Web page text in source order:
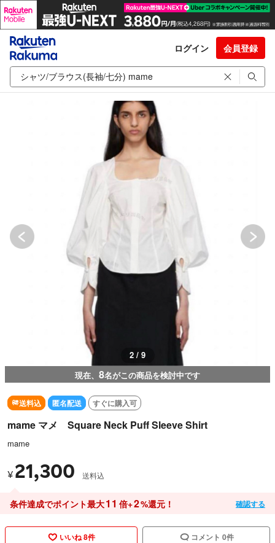
ログイン 会員登録
2 / 9
現在、 8名がこの商品を検討中です
送料込 匿名配送 すぐに購入可
mame マメ Square Neck Puff Sleeve Shirt
mame
¥ 21,300 送料込
条件達成でポイント最大11 倍+2%還元！ 確認する
いいね 8件 コメント 0件